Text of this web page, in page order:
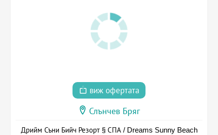
виж офертата
Слънчев Бряг
Дрийм Съни Бийч Резорт § СПА / Dreams Sunny Beach